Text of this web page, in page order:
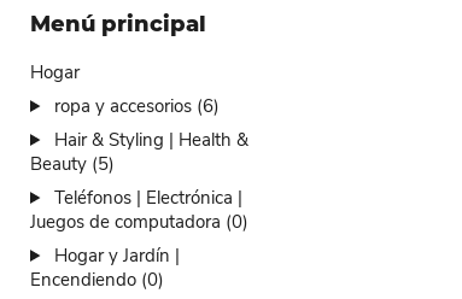
Menú principal
Hogar
ropa y accesorios (6)
Hair & Styling | Health &
Beauty (5)
Teléfonos | Electrónica |
Juegos de computadora (0)
Hogar y Jardín |
Encendiendo (0)